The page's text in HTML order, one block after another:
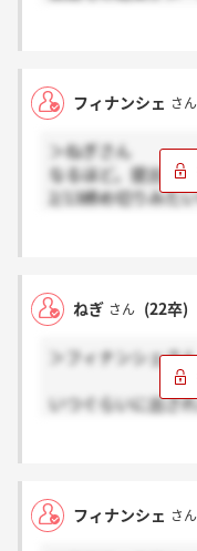
フィナンシェ さん
＞ねぎさん
なるほど。提出し
2/13締め切りみた
ねぎ さん (22卒)
＞フィナンシェさん
いつぐらいに出さ
フィナンシェ さん